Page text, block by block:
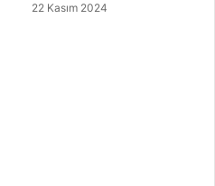
22 Kasım 2024